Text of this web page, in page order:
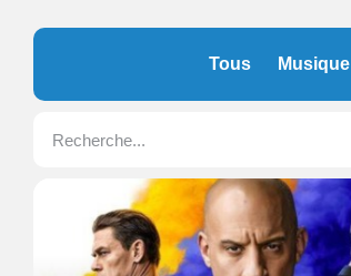
Tous Musique